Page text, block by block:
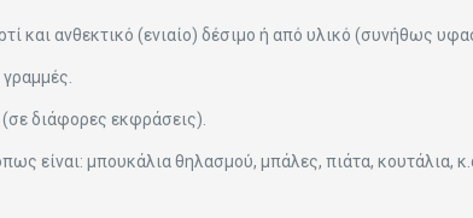
και ανθεκτικό (ενιαίο) δέσιμο ή από υλικό (συνήθως
διάφορες εκφράσεις).
είναι: μπουκάλια θηλασμού, μπάλες, πιάτα, κουτάλια,